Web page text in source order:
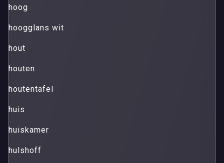
hoog
hoogglans wit
hout
houten
houtentafel
huis
huiskamer
hulshoff